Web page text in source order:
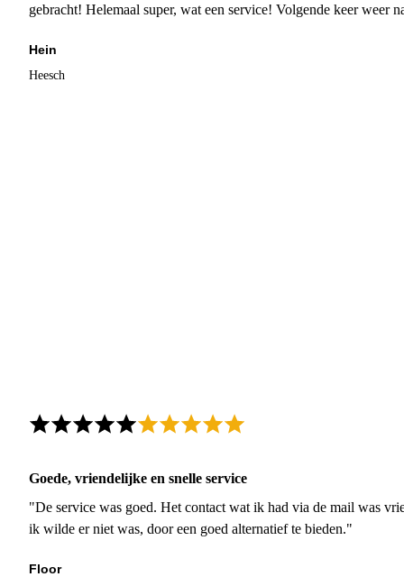
gebracht! Helemaal super, wat een service! Volgende keer weer
Hein
Heesch
Goede, vriendelijke en snelle service
"De service was goed. Het contact wat ik had via de mail was
ik wilde er niet was, door een goed alternatief te bieden."
Floor